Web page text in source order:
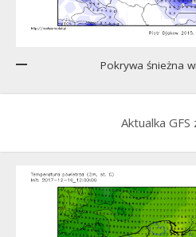
Pokrywa śnieżna
Aktualka GFS